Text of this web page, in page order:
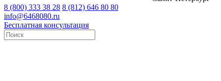
8 (800) 333 38 28 8 (812) 646 80 80
info@6468080.ru
Бесплатная консультация